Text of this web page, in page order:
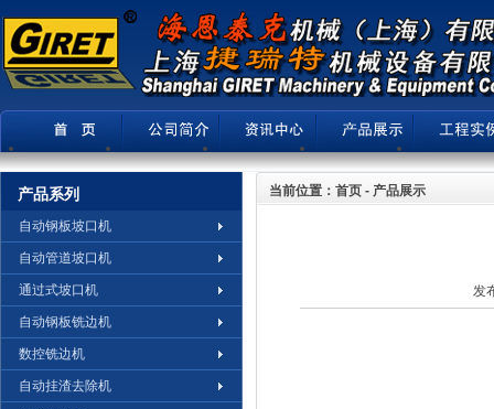
产品系列
自动钢板坡口机
自动管道坡口机
通过式坡口机
自动钢板铣边机
数控铣边机
自动挂渣去除机
当前位置：首页 - 产品展示
发